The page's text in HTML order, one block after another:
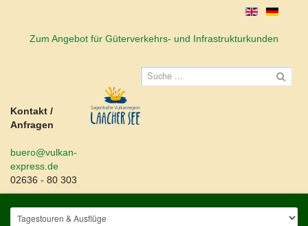
Zum Angebot für Güterverkehrs- und Infrastrukturkunden
Kontakt /
Anfragen
buero@vulkan-
express.de
02636 - 80 303